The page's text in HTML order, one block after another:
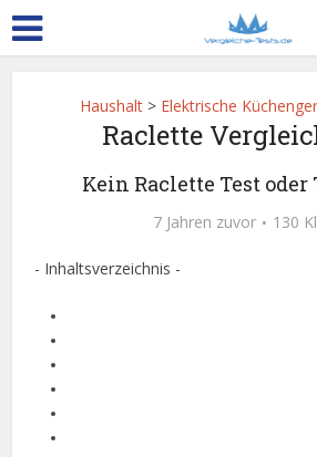
Haushalt> Elektrische
Raclette
Kein Raclette Test oder
7 Jahren zuvor 130
- Inhaltsverzeichnis -